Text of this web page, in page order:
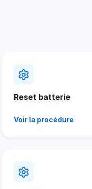
Reset batterie
Voir la procédure